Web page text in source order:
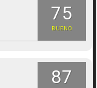
75
BUENO
87